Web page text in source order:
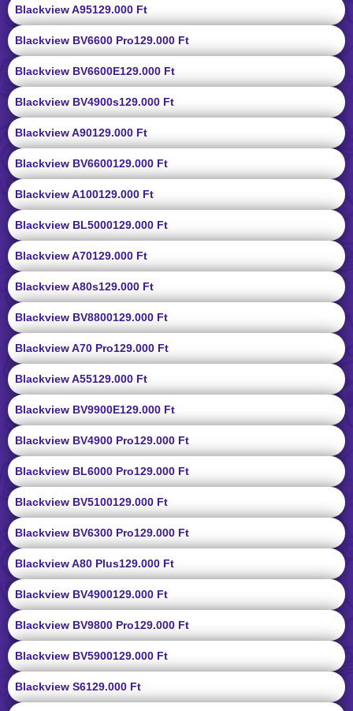
Blackview A95129.000 Ft
Blackview BV6600 Pro129.000 Ft
Blackview BV6600E129.000 Ft
Blackview BV4900s129.000 Ft
Blackview A90129.000 Ft
Blackview BV6600129.000 Ft
Blackview A100129.000 Ft
Blackview BL5000129.000 Ft
Blackview A70129.000 Ft
Blackview A80s129.000 Ft
Blackview BV8800129.000 Ft
Blackview A70 Pro129.000 Ft
Blackview A55129.000 Ft
Blackview BV9900E129.000 Ft
Blackview BV4900 Pro129.000 Ft
Blackview BL6000 Pro129.000 Ft
Blackview BV5100129.000 Ft
Blackview BV6300 Pro129.000 Ft
Blackview A80 Plus129.000 Ft
Blackview BV4900129.000 Ft
Blackview BV9800 Pro129.000 Ft
Blackview BV5900129.000 Ft
Blackview S6129.000 Ft